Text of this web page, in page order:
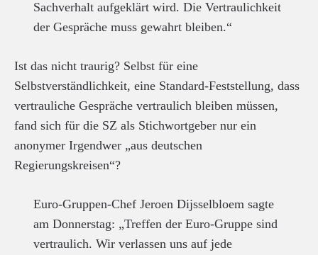
Sachverhalt aufgeklärt wird. Die Vertraulichkeit
der Gespräche muss gewahrt bleiben.“
Ist das nicht traurig? Selbst für eine
Selbstverständlichkeit, eine Standard-Feststellung, dass
vertrauliche Gespräche vertraulich bleiben müssen,
fand sich für die SZ als Stichwortgeber nur ein
anonymer Irgendwer „aus deutschen
Regierungskreisen“?
Euro-Gruppen-Chef Jeroen Dijsselbloem sagte
am Donnerstag: „Treffen der Euro-Gruppe sind
vertraulich. Wir verlassen uns auf jede